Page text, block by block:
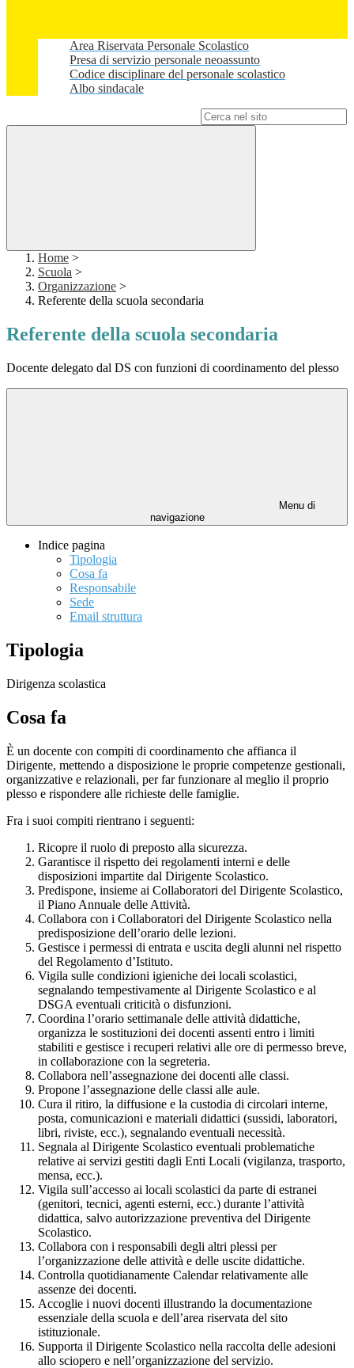
Area Riservata Personale Scolastico
Presa di servizio personale neoassunto
Codice disciplinare del personale scolastico
Albo sindacale
Home >
Scuola >
Organizzazione >
Referente della scuola secondaria
Referente della scuola secondaria
Docente delegato dal DS con funzioni di coordinamento del plesso
Menu di
navigazione
Indice pagina
Tipologia
Cosa fa
Responsabile
Sede
Email struttura
Tipologia
Dirigenza scolastica
Cosa fa
È un docente con compiti di coordinamento che affianca il
Dirigente, mettendo a disposizione le proprie competenze gestionali,
organizzative e relazionali, per far funzionare al meglio il proprio
plesso e rispondere alle richieste delle famiglie.
Fra i suoi compiti rientrano i seguenti:
Ricopre il ruolo di preposto alla sicurezza.
Garantisce il rispetto dei regolamenti interni e delle
disposizioni impartite dal Dirigente Scolastico.
Predispone, insieme ai Collaboratori del Dirigente Scolastico,
il Piano Annuale delle Attività.
Collabora con i Collaboratori del Dirigente Scolastico nella
predisposizione dell’orario delle lezioni.
Gestisce i permessi di entrata e uscita degli alunni nel rispetto
del Regolamento d’Istituto.
Vigila sulle condizioni igieniche dei locali scolastici,
segnalando tempestivamente al Dirigente Scolastico e al
DSGA eventuali criticità o disfunzioni.
Coordina l’orario settimanale delle attività didattiche,
organizza le sostituzioni dei docenti assenti entro i limiti
stabiliti e gestisce i recuperi relativi alle ore di permesso breve,
in collaborazione con la segreteria.
Collabora nell’assegnazione dei docenti alle classi.
Propone l’assegnazione delle classi alle aule.
Cura il ritiro, la diffusione e la custodia di circolari interne,
posta, comunicazioni e materiali didattici (sussidi, laboratori,
libri, riviste, ecc.), segnalando eventuali necessità.
Segnala al Dirigente Scolastico eventuali problematiche
relative ai servizi gestiti dagli Enti Locali (vigilanza, trasporto,
mensa, ecc.).
Vigila sull’accesso ai locali scolastici da parte di estranei
(genitori, tecnici, agenti esterni, ecc.) durante l’attività
didattica, salvo autorizzazione preventiva del Dirigente
Scolastico.
Collabora con i responsabili degli altri plessi per
l’organizzazione delle attività e delle uscite didattiche.
Controlla quotidianamente Calendar relativamente alle
assenze dei docenti.
Accoglie i nuovi docenti illustrando la documentazione
essenziale della scuola e dell’area riservata del sito
istituzionale.
Supporta il Dirigente Scolastico nella raccolta delle adesioni
allo sciopero e nell’organizzazione del servizio.